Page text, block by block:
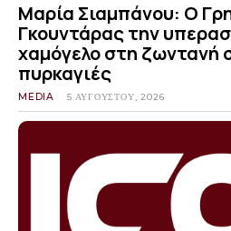
Μαρία Σιαμπάνου: Ο
Γκουντάρας την
χαμόγελο στη ζωντανή
πυρκαγιές
MEDIA 5 ΑΥΓΟΎΣΤΟΥ, 2026